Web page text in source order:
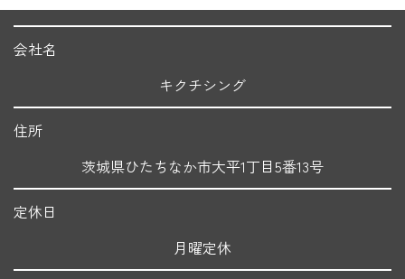
会社名
キクチシング
住所
茨城県ひたちなか市大平1丁目5番13号
定休日
月曜定休